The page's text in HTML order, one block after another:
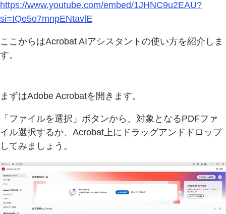
https://www.youtube.com/embed/1JHNC9u2EAU?
si=IQe5o7mnpENtavlE
ここからはAcrobat AIアシスタントの使い方を紹介しま
す。
まずはAdobe Acrobatを開きます。
「ファイルを選択」ボタンから、対象となるPDFファ
イル選択するか、Acrobat上にドラッグアンドドロップ
してみましょう。